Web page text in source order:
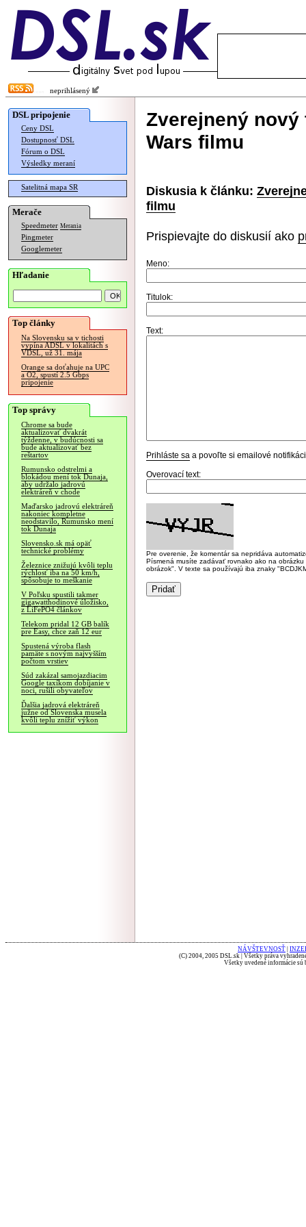
neprihlásený
DSL pripojenie
Ceny DSL
Dostupnosť DSL
Fórum o DSL
Výsledky meraní
Satelitná mapa SR
Merače
Speedmeter Merania
Pingmeter
Googlemeter
Hľadanie
Top články
Na Slovensku sa v tichosti
vypína ADSL v lokalitách s
VDSL, už 31. mája
Orange sa doťahuje na UPC
a O2, spustí 2.5 Gbps
pripojenie
Top správy
Chrome sa bude
aktualizovať dvakrát
týždenne, v budúcnosti sa
bude aktualizovať bez
reštartov
Rumunsko odstrelmi a
blokádou mení tok Dunaja,
aby udržalo jadrovú
elektráreň v chode
Maďarsko jadrovú elektráreň
nakoniec kompletne
neodstavilo, Rumunsko mení
tok Dunaja
Slovensko.sk má opäť
technické problémy
Železnice znižujú kvôli teplu
rýchlosť iba na 50 km/h,
spôsobuje to meškanie
V Poľsku spustili takmer
gigawatthodinové úložisko,
z LiFePO4 článkov
Telekom pridal 12 GB balík
pre Easy, chce zaň 12 eur
Spustená výroba flash
pamäte s novým najvyšším
počtom vrstiev
Súd zakázal samojazdiacim
Google taxíkom dobíjanie v
noci, rušili obyvateľov
Ďalšia jadrová elektráreň
južne od Slovenska musela
kvôli teplu znížiť výkon
Zverejnený
Wars filmu
Diskusia k článku:
filmu
Prispievajte do diskusií ako
Meno:
Titulok:
Text:
Prihláste sa a povoľte si emailové
Overovací text:
Pre overenie, že komentár sa nepridáva
Písmená musíte zadávať rovnako ako na
obrázok". V texte sa používajú iba znaky
NÁVŠTEVNOSŤ
(C) 2004, 2005 DSL.sk | Všetky práva
Všetky uvedené informácie sú